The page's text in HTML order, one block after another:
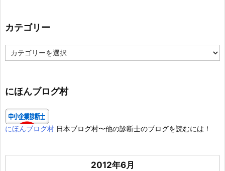
カテゴリー
テ
ー
にほんブログ村
にほんブログ村 日本ブログ村〜他の診断士のブログを読むには！
2012年6月